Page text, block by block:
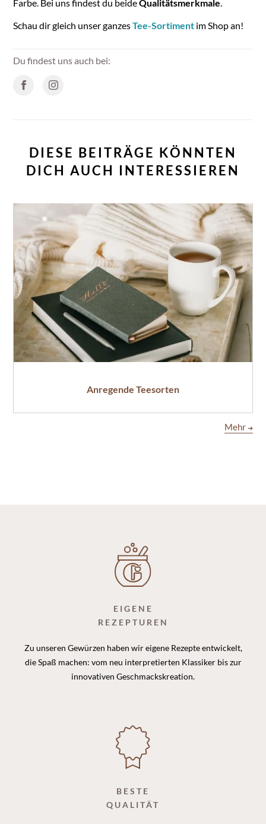
Farbe. Bei uns findest du beideQualitätsmerkmale.
Schau dir gleich unser ganzesTee-Sortiment im Shop an!
Du findest uns auch bei:
DIESE BEITRÄGE KÖNNTEN
DICH AUCH INTERESSIEREN
Anregende Teesorten
Mehr ➔
EIGENE
REZEPTUREN
Zu unseren Gewürzen haben wir eigene Rezepte entwickelt,
die Spaß machen: vom neu interpretierten Klassiker bis zur
innovativen Geschmackskreation.
BESTE
QUALITÄT